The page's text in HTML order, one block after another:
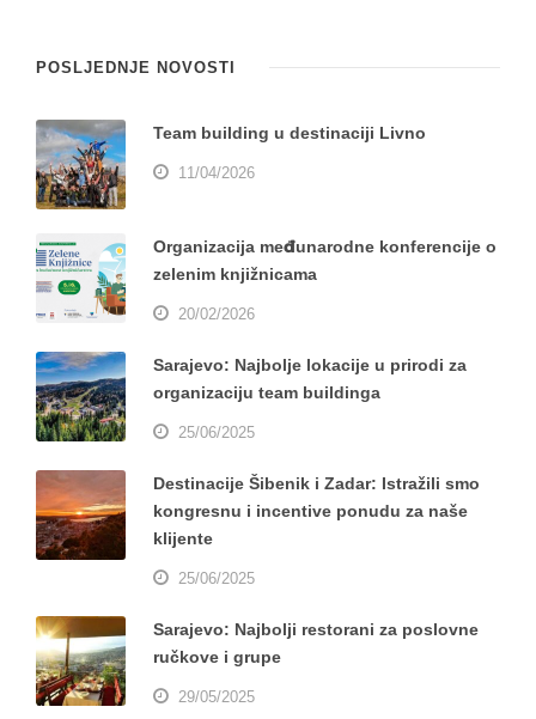
POSLJEDNJE NOVOSTI
Team building u destinaciji Livno
11/04/2026
Organizacija međunarodne konferencije o
zelenim knjižnicama
20/02/2026
Sarajevo: Najbolje lokacije u prirodi za
organizaciju team buildinga
25/06/2025
Destinacije Šibenik i Zadar: Istražili smo
kongresnu i incentive ponudu za naše
klijente
25/06/2025
Sarajevo: Najbolji restorani za poslovne
ručkove i grupe
29/05/2025